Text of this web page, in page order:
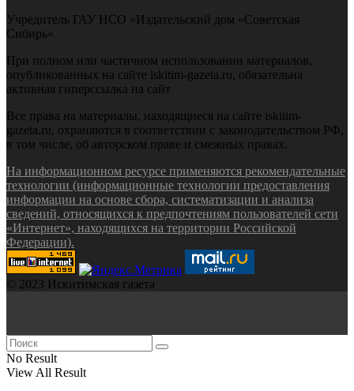
Учредитель ГАУ НСО «Издательский дом «Советская
Сибирь»
При полном или частичном использовании материалов,
опубликованных на сайте iskitim-gazeta.ru, обязательна
активная гиперссылка на сайт
Все права на материалы, находящиеся на сайте iskitim-
gazeta.ru, охраняются в соответствии с законодательством РФ,
в том числе, об авторском праве и смежных правах.
На информационном ресурсе применяются рекомендательные
технологии (информационные технологии предоставления
информации на основе сбора, систематизации и анализа
сведений, относящихся к предпочтениям пользователей сети
«Интернет», находящихся на территории Российской
Федерации).
© 2023 Искитимская газета
No Result
View All Result